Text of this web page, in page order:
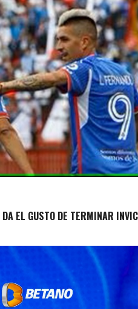
EL GUSTO DE TERMINAR